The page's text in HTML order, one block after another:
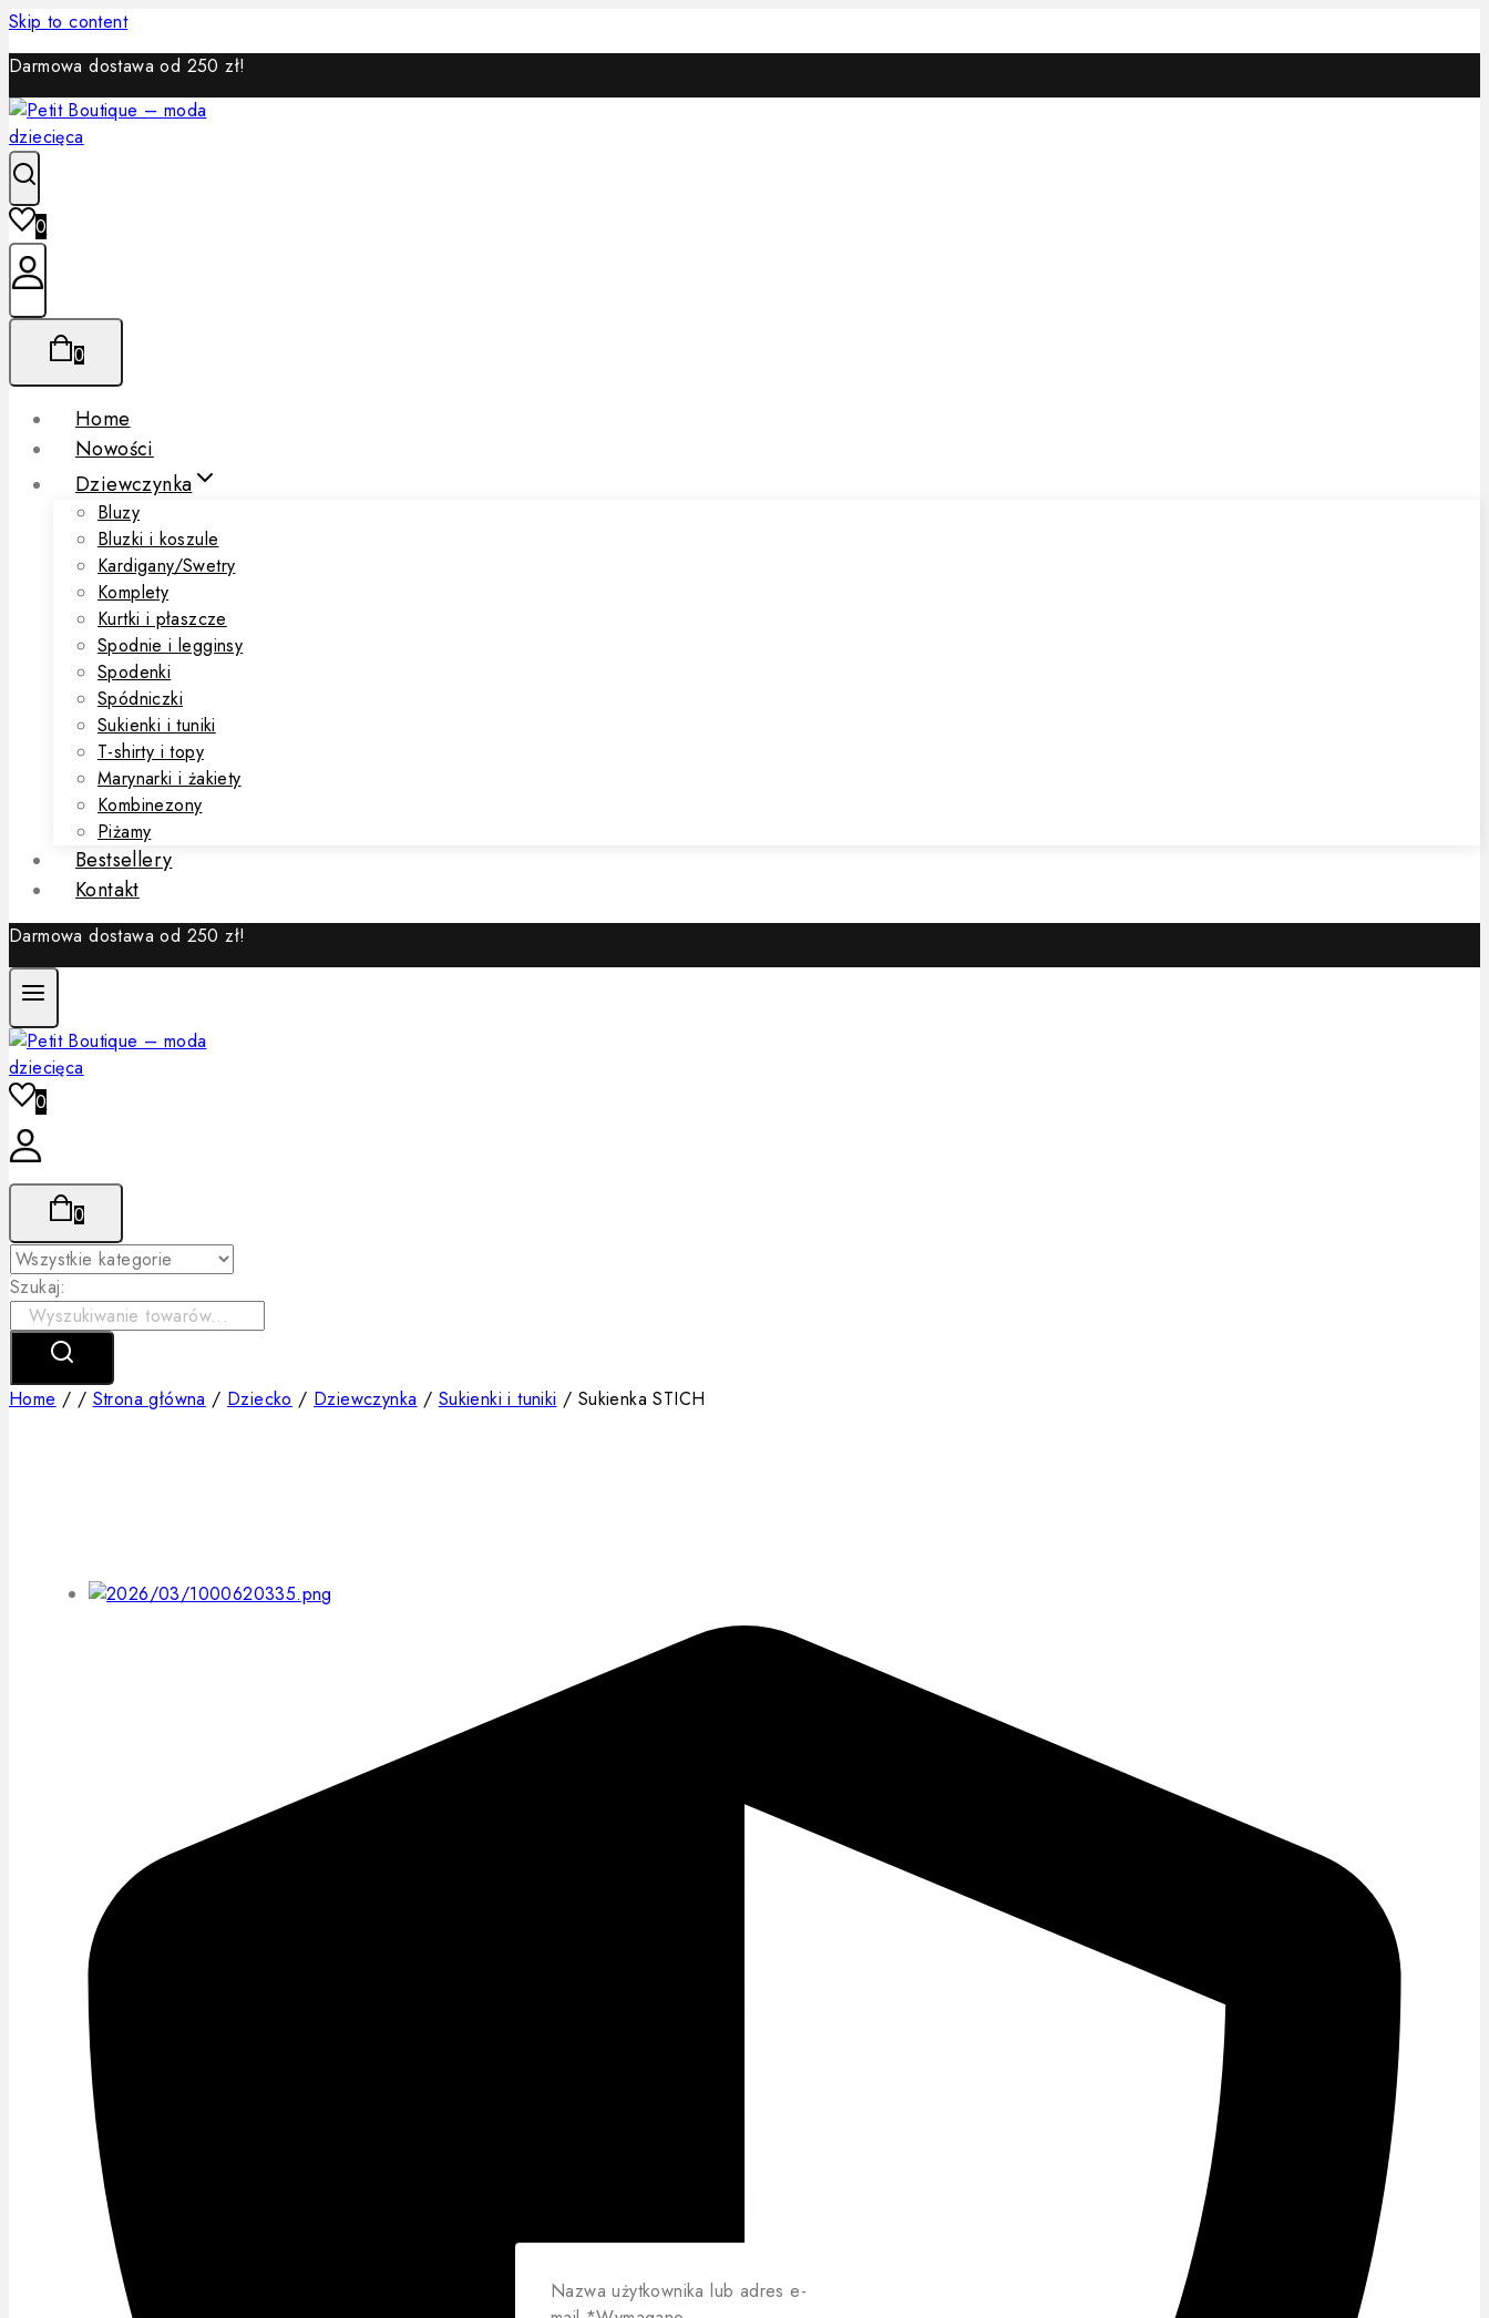
Skip to content
Darmowa dostawa od 250 zł!
0
0
Home
Nowości
Dziewczynka
Bluzy
Bluzki i koszule
Kardigany/Swetry
Komplety
Kurtki i płaszcze
Spodnie i legginsy
Spodenki
Spódniczki
Sukienki i tuniki
T-shirty i topy
Marynarki i żakiety
Kombinezony
Piżamy
Bestsellery
Kontakt
Darmowa dostawa od 250 zł!
0
0
Szukaj:
Home / / Strona główna / Dziecko / Dziewczynka / Sukienki i tuniki / Sukienka STICH
Nazwa użytkownika lub adres e-